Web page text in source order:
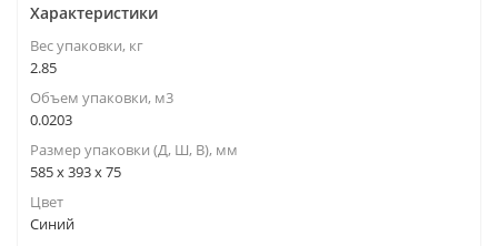
Характеристики
Вес упаковки, кг
2.85
Объем упаковки, м3
0.0203
Размер упаковки (Д, Ш, В), мм
585 x 393 x 75
Цвет
Синий